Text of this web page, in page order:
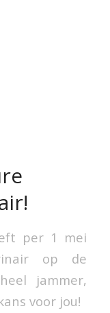
per 1 mei
op de
jammer,
voor jou!